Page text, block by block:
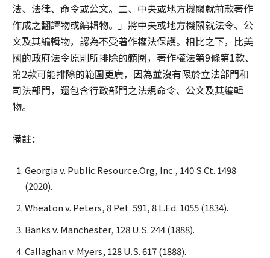
法、法律、命令或公文。二、中央或地方機關就前款著作
作成之翻譯物或編輯物。」將中央或地方機關就法令、公
文及其編輯物，認為不受著作權法保護。相比之下，比美
國的政府法令原則所排除的範圍，著作權法第9條第1款、
第2款可能排除的範圍更廣，因為並沒有限於立法部門和
司法部門，還包含行政部門之法規命令、公文及其編輯
物。
備註：
Georgia v. Public.Resource.Org, Inc., 140 S.Ct. 1498
(2020).
Wheaton v. Peters, 8 Pet. 591, 8 L.Ed. 1055 (1834).
Banks v. Manchester, 128 U.S. 244 (1888).
Callaghan v. Myers, 128 U.S. 617 (1888).